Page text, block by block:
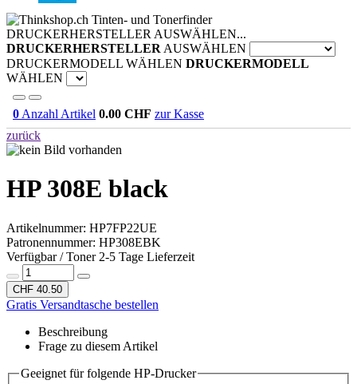
Tinten- und Tonerfinder
DRUCKERHERSTELLER AUSWÄHLEN...
DRUCKERHERSTELLER AUSWÄHLEN
DRUCKERMODELL WÄHLEN DRUCKERMODELL
WÄHLEN
0 Anzahl Artikel 0.00 CHF zur Kasse
zurück
HP 308E black
Artikelnummer: HP7FP22UE
Patronennummer: HP308EBK
Verfügbar / Toner 2-5 Tage Lieferzeit
CHF 40.50
Gratis Versandtasche bestellen
Beschreibung
Frage zu diesem Artikel
Geeignet für folgende HP-Drucker